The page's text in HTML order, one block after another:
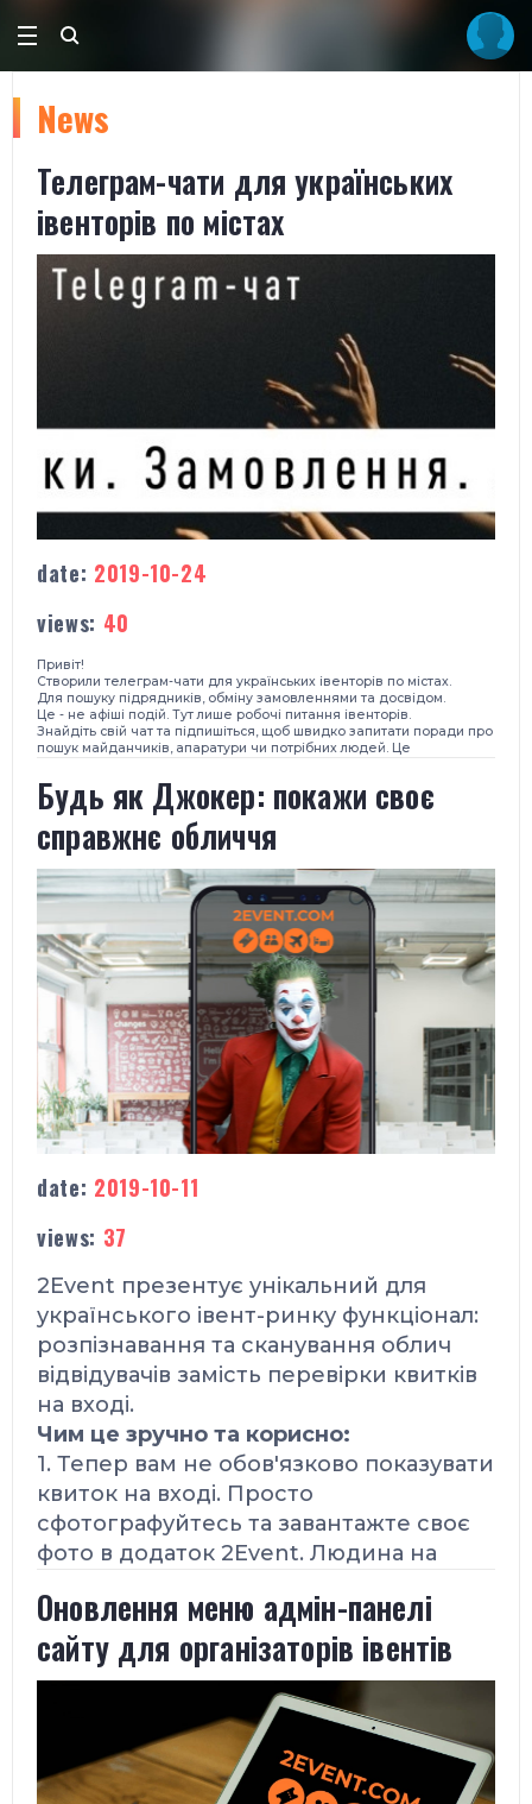
News
Телеграм-чати для українських
івенторів по містах
date: 2019-10-24
views: 40
Привіт!
Створили телеграм-чати для українських івенторів по містах.
Для пошуку підрядників, обміну замовленнями та досвідом.
Це - не афіші подій. Тут лише робочі питання івенторів.
Знайдіть свій чат та підпишіться, щоб швидко запитати поради про
пошук майданчиків, апаратури чи потрібних людей. Це
Будь як Джокер: покажи своє
справжнє обличчя
date: 2019-10-11
views: 37
2Event презентує унікальний для
українського івент-ринку функціонал:
розпізнавання та сканування облич
відвідувачів замість перевірки квитків
на вході.
Чим це зручно та корисно:
1. Тепер вам не обов'язково показувати
квиток на вході. Просто
cфотографуйтесь та завантажте своє
фото в додаток 2Event. Людина на
Оновлення меню адмін-панелі
сайту для організаторів івентів